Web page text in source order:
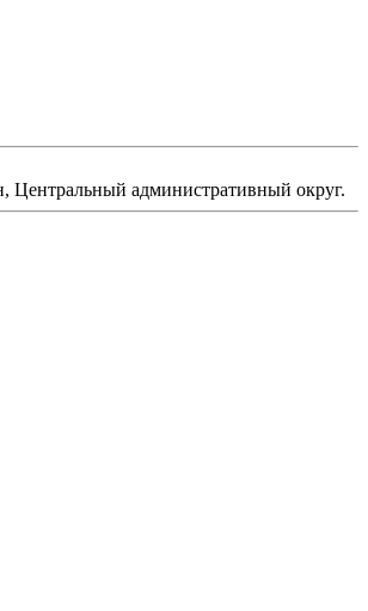
Центральный административный округ.